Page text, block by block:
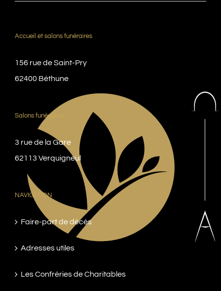
Accueil et salons funéraires
156 rue de Saint-Pry
62400 Béthune
Salons funéraires
3 rue de la Gare
62113 Verquigneul
NAVIGATION
Faire-part de décès
Adresses utiles
Les Confréries de Charitables